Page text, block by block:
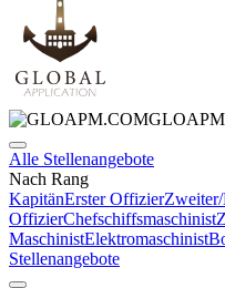
Alle Stellenangebote
Nach Rang
KapitänErster Offizier
OffizierChefschiffsmaschinist
MaschinistElektromaschinist
Stellenangebote